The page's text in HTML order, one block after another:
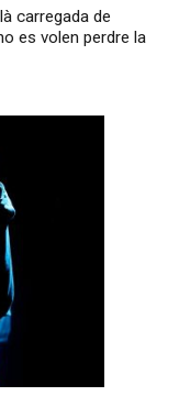
carregada de
es volen perdre la